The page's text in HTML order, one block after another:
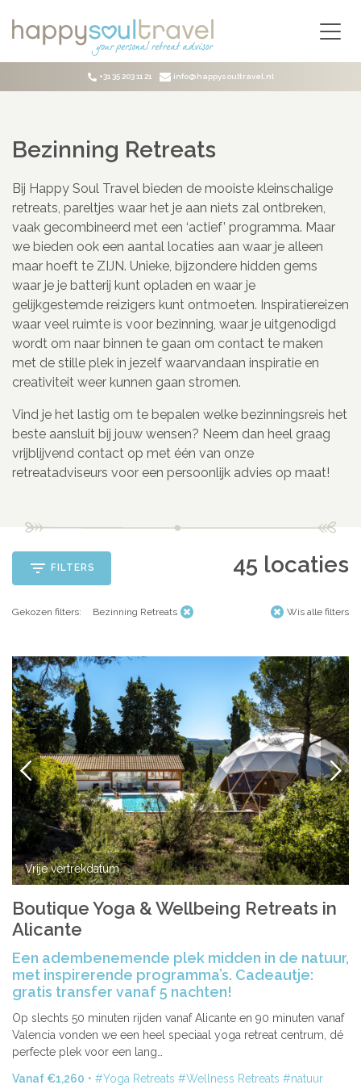
RETREATS
Detox Retreats
Weekend Retreats
Familie Retreats
Wellness Retreats
Burn-out Retreats
Coaching Retreats
Natuur Retreats
One Day Retreats
Stilte Retreats
Alle retreats
BESTEMMINGEN
Europa
Griekenland
IJsland
Italië
Nederland
Portugal
Schotland
Indonesië
Nepal
BLOG
CONTACT
TRANSLATE
LANGUAGE
We LOVE to share
our favorite retreats with you!
+31 35 203 11 21 info@happysoultravel.nl
Bezinning Retreats
Bij Happy Soul Travel bieden de mooiste kleinschalige
retreats, pareltjes waar het je aan niets zal ontbreken,
vaak gecombineerd met een ‘actief’ programma. Maar
we bieden ook een aantal locaties aan waar je alleen
maar hoeft te ZIJN. Unieke, bijzondere hidden gems
waar je je batterij kunt opladen en waar je
gelijkgestemde reizigers kunt ontmoeten. Inspiratiereizen
waar veel ruimte is voor bezinning, waar je uitgenodigd
wordt om naar binnen te gaan om contact te maken
met de stille plek in jezelf waarvandaan inspiratie en
creativiteit weer kunnen gaan stromen.
Vind je het lastig om te bepalen welke bezinningsreis het
beste aansluit bij jouw wensen? Neem dan heel graag
vrijblijvend contact op met één van onze
retreatadviseurs voor een persoonlijk advies op maat!
FILTERS 45 locaties
Gekozen filters: Bezinning Retreats Wis alle filters
VORIGE
Vrije vertrekdatum
Boutique Yoga & Wellbeing Retreats in
Alicante
Een adembenemende plek midden in de natuur,
met inspirerende programma’s. Cadeautje:
gratis transfer vanaf 5 nachten!
Op slechts 50 minuten rijden vanaf Alicante en 90 minuten vanaf
Valencia vonden we een heel speciaal yoga retreat centrum, dé
perfecte plek voor een lang…
Vanaf €1,260 Yoga Retreats Wellness Retreats
natuur